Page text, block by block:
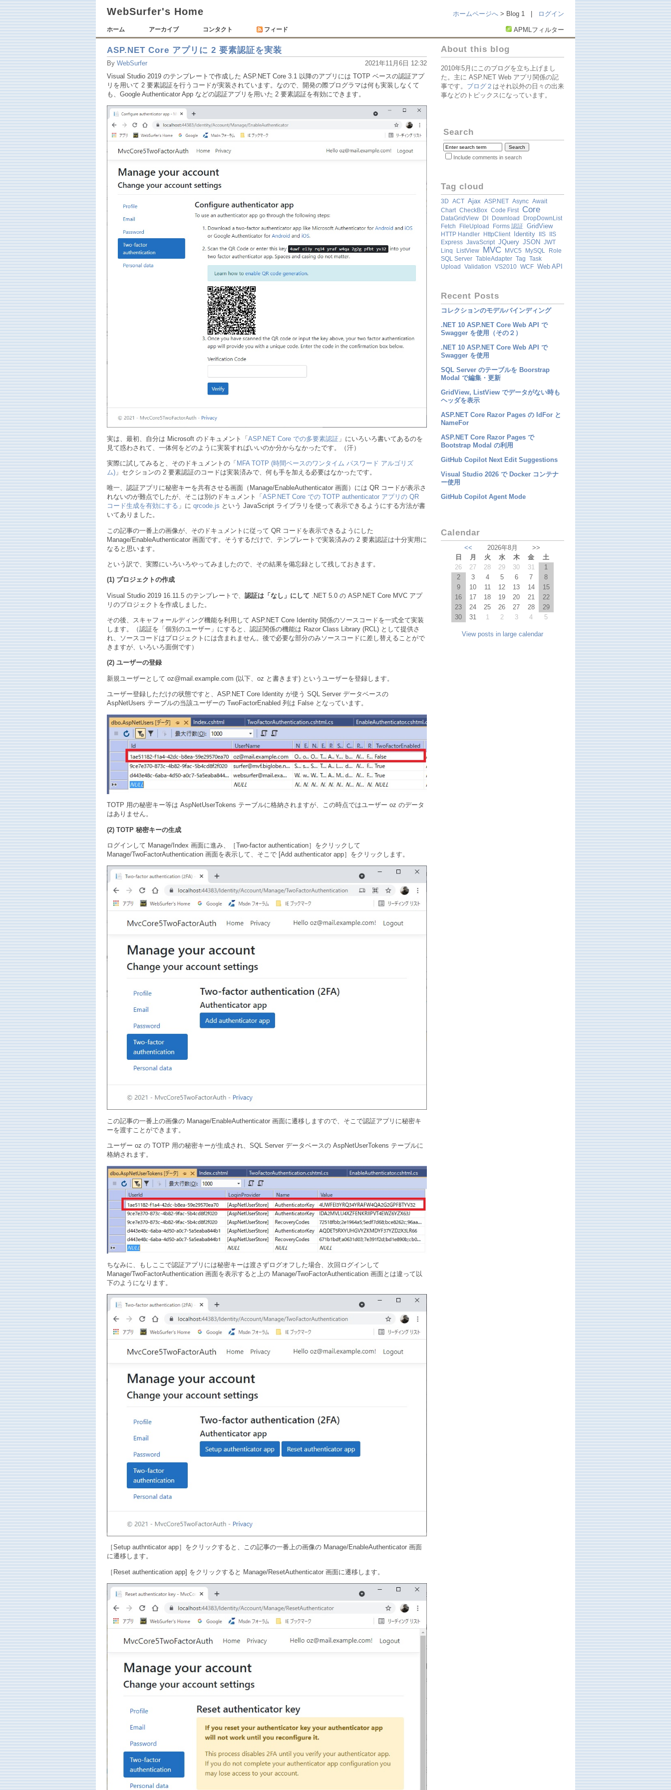
WebSurfer's Home ホームページへ > Blog 1 | ログイン
APMLフィルター
ホーム アーカイブ コンタクト フィード
ASP.NET Core アプリに 2 要素認証を実装
By WebSurfer 2021年11月6日 12:32
Visual Studio 2019 のテンプレートで作成した ASP.NET Core 3.1 以降のアプリには TOTP ベースの認証アプ
リを用いて 2 要素認証を行うコードが実装されています。なので、開発の際プログラマは何も実装しなくて
も、Google Authenticator App などの認証アプリを用いた 2 要素認証を有効にできます。
実は、最初、自分は Microsoft のドキュメント「ASP.NET Core での多要素認証 」にいろいろ書いてあるのを
見て惑わされて、一体何をどのように実装すればいいのか分からなかったです。（汗）
実際に試してみると、そのドキュメントの「 MFA TOTP (時間ベースのワンタイム パスワード アルゴリズ
ム) 」セクションの 2 要素認証のコードは実装済みで、何も手を加える必要はなかったです。
唯一、認証アプリに秘密キーを共有させる画面（Manage/EnableAuthenticator 画面）には QR コードが表示さ
れないのが難点でしたが、そこは別のドキュメント「 ASP.NET Core での TOTP authenticator アプリの QR
コード生成を有効にする 」に qrcode.js という JavaScript ライブラリを使って表示できるようにする方法が書
いてありました。
この記事の一番上の画像が、そのドキュメントに従って QR コードを表示できるようにした
Manage/EnableAuthenticator 画面です。そうするだけで、テンプレートで実装済みの 2 要素認証は十分実用に
なると思います。
という訳で、実際にいろいろやってみましたので、その結果を備忘録として残しておきます。
(1) プロジェクトの作成
Visual Studio 2019 16.11.5 のテンプレートで、 認証は「なし」にして .NET 5.0 の ASP.NET Core MVC アプ
リのプロジェクトを作成しました。
その後、スキャフォールディング機能を利用して ASP.NET Core Identity 関係のソースコードを一式全て実装
します。（認証を「個別のユーザー」にすると、認証関係の機能は Razor Class Library (RCL) として提供さ
れ、ソースコードはプロジェクトには含まれません。後で必要な部分のみソースコードに差し替えることがで
きますが、いろいろ面倒です）
(2) ユーザーの登録
新規ユーザーとして oz@mail.example.com (以下、oz と書きます) というユーザーを登録します。
ユーザー登録しただけの状態ですと、ASP.NET Core Identity が使う SQL Server データベースの
AspNetUsers テーブルの当該ユーザーの TwoFactorEnabled 列は False となっています。
TOTP 用の秘密キー等は AspNetUserTokens テーブルに格納されますが、この時点ではユーザー oz のデータ
はありません。
(2) TOTP 秘密キーの生成
ログインして Manage/Index 画面に進み、［Two-factor authentication］をクリックして
Manage/TwoFactorAuthentication 画面を表示して、そこで [Add authenticator app］をクリックします。
この記事の一番上の画像の Manage/EnableAuthenticator 画面に遷移しますので、そこで認証アプリに秘密キ
ーを渡すことができます。
ユーザー oz の TOTP 用の秘密キーが生成され、SQL Server データベースの AspNetUserTokens テーブルに
格納されます。
ちなみに、もしここで認証アプリには秘密キーは渡さずログオフした場合、次回ログインして
Manage/TwoFactorAuthentication 画面を表示すると上の Manage/TwoFactorAuthentication 画面とは違って以
下のようになります。
［Setup authnticator app］をクリックすると、この記事の一番上の画像の Manage/EnableAuthenticator 画面
に遷移します。
［Reset authentication app] をクリックすると Manage/ResetAuthenticator 画面に遷移します。
About this blog
2010年5月にこのブログを立ち上げまし
た。主に ASP.NET Web アプリ関係の記
事です。 ブログ２ はそれ以外の日々の出来
事などのトピックスになっています。
Search
Include comments in search
Tag cloud
3D ACT Ajax ASP.NET Async Await
Chart CheckBox Code First Core
DataGridView DI Download
DropDownList
Fetch
FileUpload Forms 認証 GridView
HTTP Handler HttpClient Identity IIS IIS
Express JavaScript JQuery JSON JWT
Linq
ListView MVC MVC5 MySQL
Role
SQL Server TableAdapter Tag Task
Upload Validation VS2010 WCF Web API
Recent Posts
コレクションのモデルバインディング
.NET 10 ASP.NET Core Web API で
Swagger を使用（その２）
.NET 10 ASP.NET Core Web API で
Swagger を使用
SQL Server のテーブルを Boorstrap
Modal で編集・更新
GridView, ListView でデータがない時も
ヘッダを表示
ASP.NET Core Razor Pages の IdFor と
NameFor
ASP.NET Core Razor Pages で
Bootstrap Modal の利用
GitHub Copilot Next Edit Suggestions
Visual Studio 2026 で Docker コンテナ
ー使用
GitHub Copilot Agent Mode
Calendar
<< 2026年8月
>>
日
月 火 水 木 金
土
26
27 28 29 30 31
1
2
3 4 5 6 7
8
9
10 11 12 13 14
15
16
17 18 19 20 21
22
23
24 25 26 27 28
29
30
31 1 2 3 4 5
View posts in large calendar